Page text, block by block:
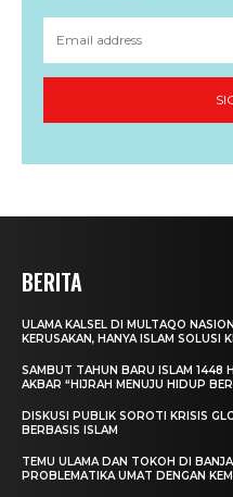
BERITA
ULAMA KALSEL DI MULTAQO
KERUSAKAN, HANYA ISLAM SOLUSI
SAMBUT TAHUN BARU ISLAM 1448
AKBAR “HIJRAH MENUJU HIDUP
DISKUSI PUBLIK SOROTI KRISIS
BERBASIS ISLAM
TEMU ULAMA DAN TOKOH DI
PROBLEMATIKA UMAT DENGAN